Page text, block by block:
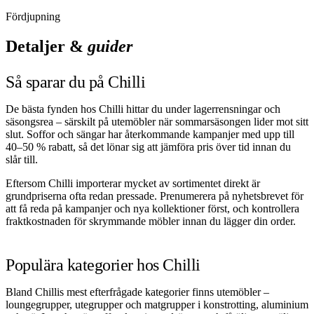
Fördjupning
Detaljer & guider
Så sparar du på Chilli
De bästa fynden hos Chilli hittar du under lagerrensningar och
säsongsrea – särskilt på utemöbler när sommarsäsongen lider mot sitt
slut. Soffor och sängar har återkommande kampanjer med upp till
40–50 % rabatt, så det lönar sig att jämföra pris över tid innan du
slår till.
Eftersom Chilli importerar mycket av sortimentet direkt är
grundpriserna ofta redan pressade. Prenumerera på nyhetsbrevet för
att få reda på kampanjer och nya kollektioner först, och kontrollera
fraktkostnaden för skrymmande möbler innan du lägger din order.
Populära kategorier hos Chilli
Bland Chillis mest efterfrågade kategorier finns utemöbler –
loungegrupper, utegrupper och matgrupper i konstrotting, aluminium